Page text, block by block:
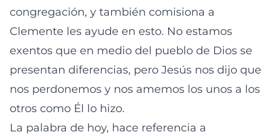
congregación, y también comisiona a
Clemente les ayude en esto. No estamos
exentos que en medio del pueblo de Dios se
presentan diferencias, pero Jesús nos dijo que
nos perdonemos y nos amemos los unos a los
otros como Él lo hizo.
La palabra de hoy, hace referencia a